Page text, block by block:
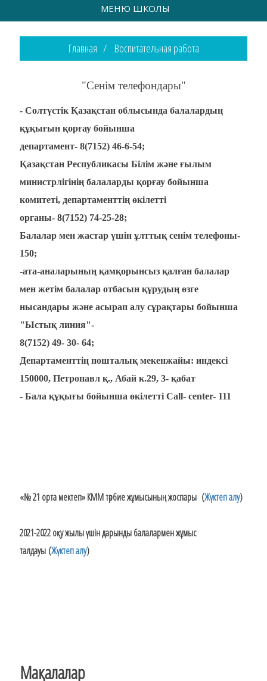
МЕНЮ ШКОЛЫ
Главная Воспитательная работа
"Сенім телефондары"
- Солтүстік Қазақстан облысында балалардың
құқығын қорғау бойынша
департамент- 8(7152) 46-6-54;
Қазақстан Республикасы Білім және ғылым
министрлігінің балаларды қорғау бойынша
комитеті, департаменттің өкілетті
органы- 8(7152) 74-25-28;
Балалар мен жастар үшін ұлттық сенім телефоны-
150;
-ата-аналарының қамқорынсыз қалған балалар
мен жетім балалар отбасын құрудың өзге
нысандары және асырап алу сұрақтары бойынша
"Ыстық линия"-
8(7152) 49- 30- 64;
Департаменттің пошталық мекенжайы: индексі
150000, Петропавл қ., Абай к.29, 3- қабат
- Бала құқығы бойынша өкілетті Call- center- 111
«№ 21 орта мектеп» КММ тәрбие жұмысының жоспары (Жүктеп алу)
2021-2022 оқу жылы үшін дарынды балалармен жұмыс
талдауы (Жүктеп алу)
Мақалалар